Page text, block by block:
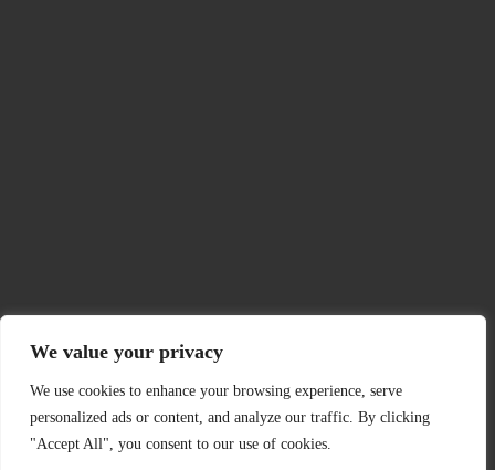
We value your privacy
We use cookies to enhance your browsing experience, serve
personalized ads or content, and analyze our traffic. By clicking
"Accept All", you consent to our use of cookies.